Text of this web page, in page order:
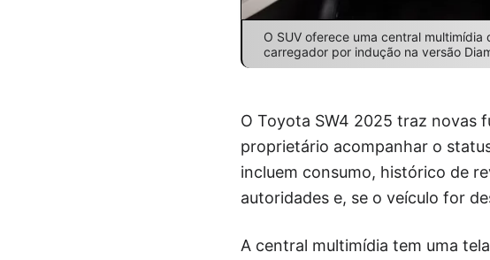
O SUV oferece uma central
carregador por indução na versão
O Toyota SW4 2025 traz novas
proprietário acompanhar o
incluem consumo, histórico de
autoridades e, se o veículo for
A central multimídia tem uma